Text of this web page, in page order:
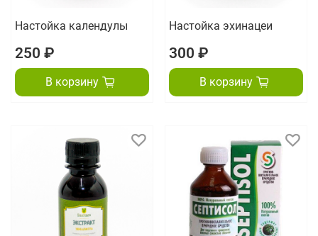
Настойка календулы
250 ₽
В корзину
Настойка эхинацеи
300 ₽
В корзину